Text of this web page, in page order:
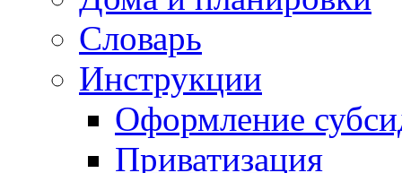
Словарь
Инструкции
Оформление
Приватизация